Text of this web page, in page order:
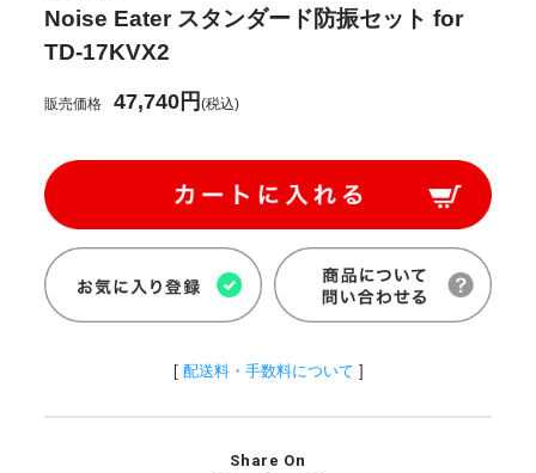
Noise Eater スタンダード防振セット for
TD-17KVX2
販売価格 47,740円(税込)
[ 配送料・手数料について ]
Share On